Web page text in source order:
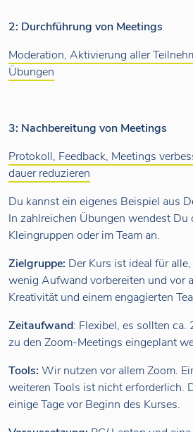
2: Durchführung von Meetings
Moderation, Aktivierung aller
Übungen
3: Nachbereitung von Meetings
Protokoll, Feedback, Meetings
dauer reduzieren
Du kannst ein eigenes Beispiel aus
In zahlreichen Übungen wendest Du
Kleingruppen oder im Team an.
Zielgruppe: Der Kurs ist ideal für
wenig Aufwand vorbereiten und vor
Kreativität und einem engagierten
Zeitaufwand: Flexibel, es sollten
zu den Zoom-Meetings eingeplant
Tools: Wir nutzen vor allem Zoom.
weiteren Tools ist nicht erforderlich.
einige Tage vor Beginn des Kurses.